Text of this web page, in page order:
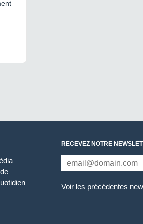
RECEVEZ NOTRE
Voir les précédentes